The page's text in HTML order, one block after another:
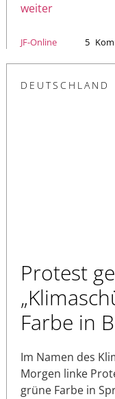
weiter
JF-Online 5
DEUTSCHLAND
Protest
Farbe in
Im Namen des
Morgen linke
grüne Farbe in